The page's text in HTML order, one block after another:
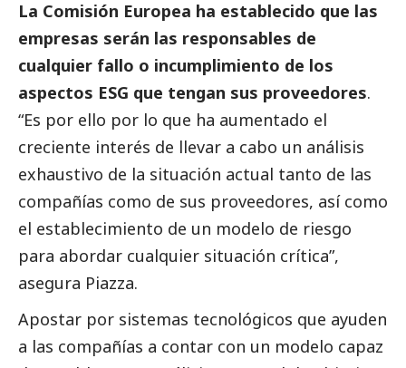
La Comisión Europea ha establecido que las
empresas serán las responsables de
cualquier fallo o incumplimiento de los
aspectos ESG que tengan sus proveedores.
“Es por ello por lo que ha aumentado el
creciente interés de llevar a cabo un análisis
exhaustivo de la situación actual tanto de las
compañías como de sus proveedores, así como
el establecimiento de un modelo de riesgo
para abordar cualquier situación crítica”,
asegura Piazza.
Apostar por sistemas tecnológicos que ayuden
a las compañías a contar con un modelo capaz